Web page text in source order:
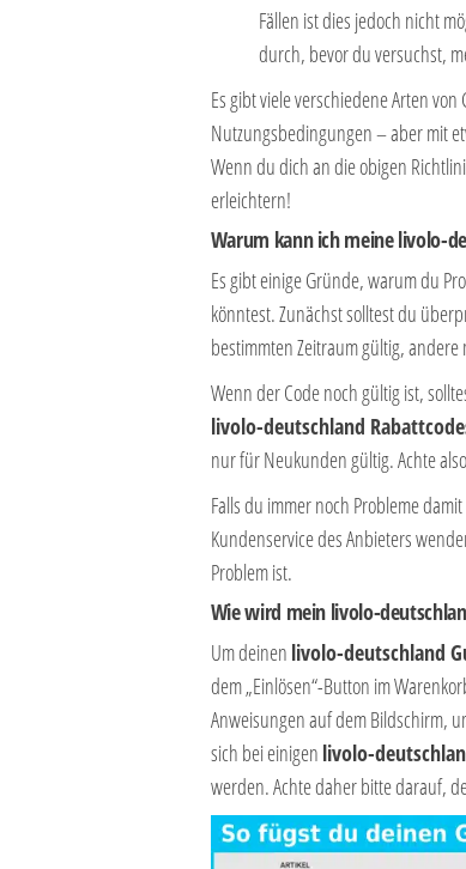
Fällen ist dies jedoch nicht
durch, bevor du versuchst,
Es gibt viele verschiedene Arten
Nutzungsbedingungen – aber mit
Wenn du dich an die obigen
erleichtern!
Warum kann ich meine livolo-
Es gibt einige Gründe, warum du
könntest. Zunächst solltest du
bestimmten Zeitraum gültig,
Wenn der Code noch gültig ist,
livolo-deutschland
nur für Neukunden gültig. Achte
Falls du immer noch Probleme
Kundenservice des Anbieters
Problem ist.
Wie wird mein livolo-
Um deinen livolo-deutschland
dem „Einlösen“-Button im
Anweisungen auf dem Bildschirm,
sich bei einigen livolo-
werden. Achte daher bitte darauf,